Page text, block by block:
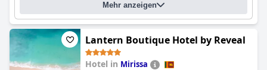
Mehr anzeigen
Lantern Boutique Hotel by Reveal
Hotel in Mirissa